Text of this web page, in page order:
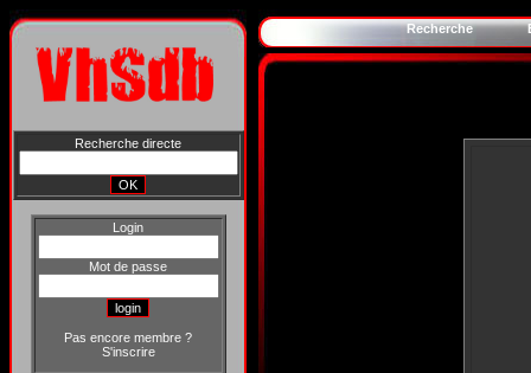
Recherche directe
Login
Mot de passe
Pas encore membre ?
S'inscrire
Recherche